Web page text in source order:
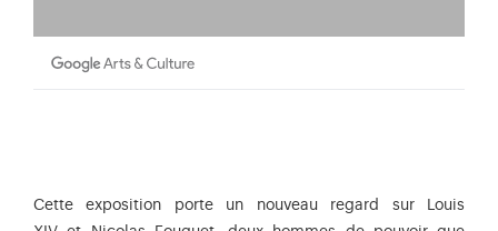
Cette exposition porte un nouveau regard sur Louis